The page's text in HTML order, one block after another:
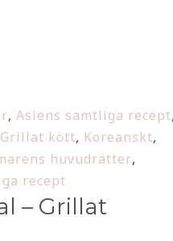
, Asiens samtliga recept,
Grillat kött, Koreanskt,
huvudrätter,
recept
– Grillat